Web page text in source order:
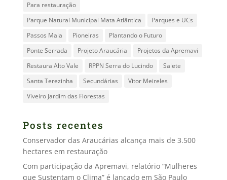
Para restauração
Parque Natural Municipal Mata Atlântica
Parques e UCs
Passos Maia
Pioneiras
Plantando o Futuro
Ponte Serrada
Projeto Araucária
Projetos da Apremavi
Restaura Alto Vale
RPPN Serra do Lucindo
Salete
Santa Terezinha
Secundárias
Vitor Meireles
Viveiro Jardim das Florestas
Posts recentes
Conservador das Araucárias alcança mais de 3.500
hectares em restauração
Com participação da Apremavi, relatório “Mulheres
que Sustentam o Clima” é lançado em São Paulo